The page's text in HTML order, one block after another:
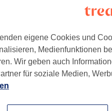
ab 25 €
Locken
ab 60 €
eigene Cookies und
Medienfunktionen
Wir geben auch
für soziale Medien,